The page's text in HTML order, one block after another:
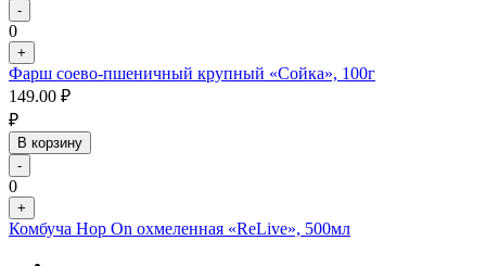
-
0
+
Фарш соево-пшеничный крупный «Сойка», 100г
149.00 ₽
₽
В корзину
-
0
+
Комбуча Hop On охмеленная «ReLive», 500мл